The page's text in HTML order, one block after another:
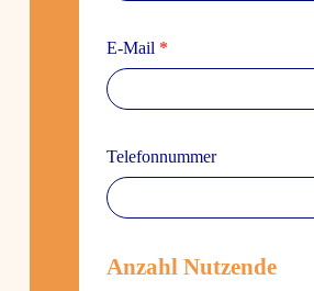
E‑Mail *
Tele­fon­nummer
Anzahl Nutzende